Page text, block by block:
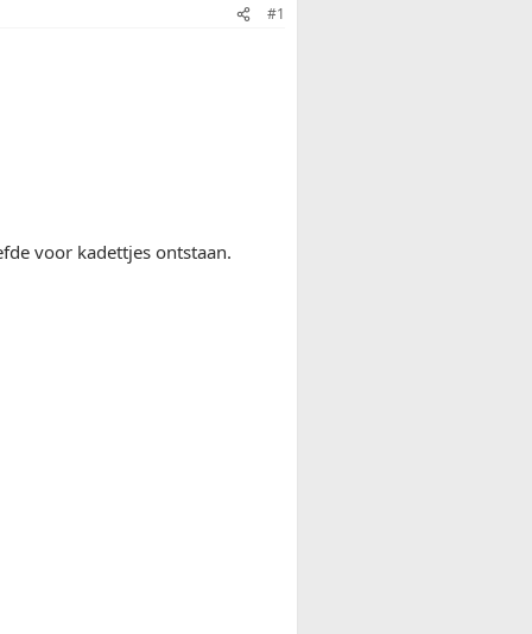
#1
voor kadettjes ontstaan.